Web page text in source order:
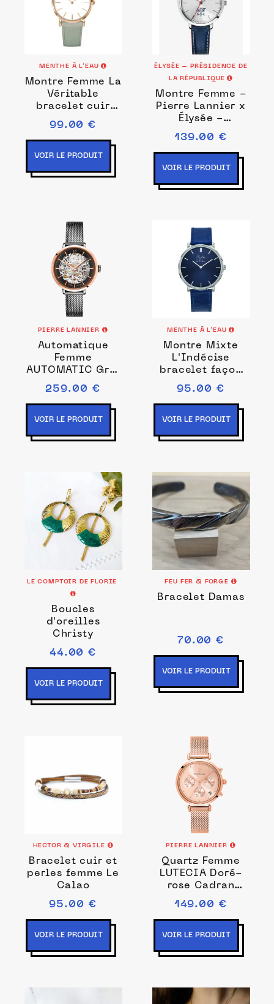
MENTHE À L’EAU
Montre Femme La
Véritable
bracelet cuir
vert d'eau fond
blanc rose
99.00 €
VOIR LE PRODUIT
ÉLYSÉE – PRÉSIDENCE DE
LA RÉPUBLIQUE
Montre Femme -
Pierre Lannier x
Élysée -
Présidence de la
République
139.00 €
VOIR LE PRODUIT
PIERRE LANNIER
Automatique
Femme
AUTOMATIC Gris
Cadran Soleillé
Gris Bracelet
Acier milanais
Gris 14M
259.00 €
VOIR LE PRODUIT
MENTHE À L’EAU
Montre Mixte
L'Indécise
bracelet façon
cuir bleu
chromée
95.00 €
VOIR LE PRODUIT
LE COMPTOIR DE FLORIE
Boucles
d'oreilles
Christy
44.00 €
VOIR LE PRODUIT
FEU FER & FORGE
Bracelet Damas
70.00 €
VOIR LE PRODUIT
HECTOR & VIRGILE
Bracelet cuir et
perles femme Le
Calao
95.00 €
VOIR LE PRODUIT
PIERRE LANNIER
Quartz Femme
LUTECIA Doré-
rose Cadran
Soleillé Doré
rose Bracelet
Acier milanais
Doré-rose 14M
149.00 €
VOIR LE PRODUIT